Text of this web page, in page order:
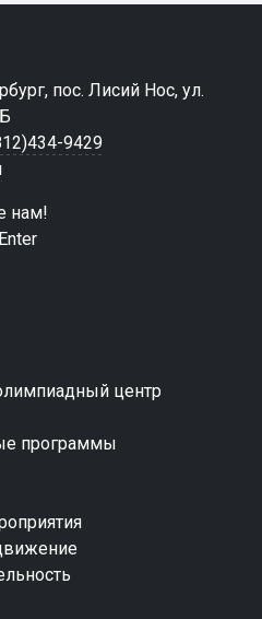
пос. Лисий Нос, ул.
9429
нам!
центр
программы